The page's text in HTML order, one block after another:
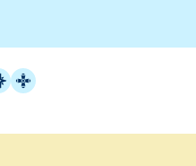
Estel
Catalunya Cristiana